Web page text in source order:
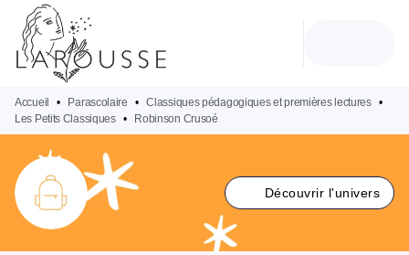
MENU
PIED DE PAGE
Accueil • Parascolaire • Classiques pédagogiques et premières lectures •
Les Petits Classiques • Robinson Crusoé
Découvrir l'univers